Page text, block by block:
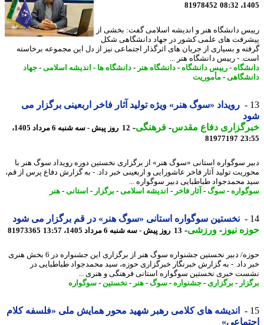
81978452
دانشگاه هنر و اندیشه اسلامی گفت: بخشی از
های علمی کشور در جهاد دانشگاهی شکل
و بسیاری از جریان های اثرگذار اجتماعی نیز از دل این مجموعه برخاسته
- رییس دانشگاه هنر ...
-رییس دانشگاه-دانشگاه هنر-دانشگاه ها- اندیشه اسلامی-جهاد
-مأموریت
رویداد «سوگ هنر» ویژه تولید آثار فاخر اربعینی برگزار می
دفاع مقدس-فرهنگی-
12 روز پیش - سه شنبه 6 مرداد 1405،
81977197
سوگواره استانی «سوگ هنر» از برگزاری نخستین دوره رویداد سوگ هنر با
تولید آثار فاخر عاشورایی و اربعینی خبر داد. - به گزارش دفاع پرس از قم،
محمدجواد طباطبایی دبیر سوگواره ...
- سوگ-آثار فاخر-اندیشه اسلامی-برگزار - استانی-هنر
نخستین سوگواره استانی «سوگ هنر» در قم برگزار می شود
نیوز-ورزشی-13 روز پیش - سه شنبه 6 مرداد 1405، 13:57 81973365
حوزه/ دبیر نخستین جشنواره سوگ هنر از برگزاری این جشنواره در 6 بخش هنری
داد. - به گزارش خبرنگار خبرگزاری حوزه، سید محمدجواد طباطبایی در
خبری نخستین سوگواره استانی فرهنگی و هنری ...
- برگزاری - جشنواره- سوگ-هنر-نخستین-سوگواره
اندیشه های کلامی رهبر شهید محور همایش ملی «فلسفه کلام